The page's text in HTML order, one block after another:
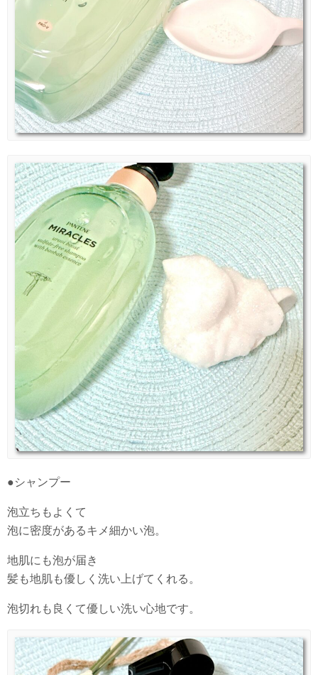
●シャンプー
泡立ちもよくて
泡に密度があるキメ細かい泡。
地肌にも泡が届き
髪も地肌も優しく洗い上げてくれる。
泡切れも良くて優しい洗い心地です。